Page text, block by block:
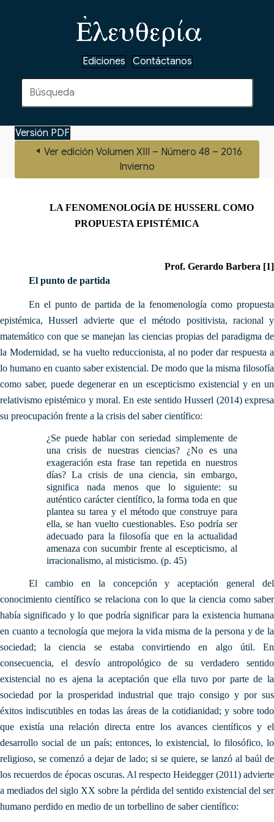
Ediciones Contáctanos
Versión PDF
Ver edición Volumen XIII – Número 48 – 2016
Invierno
LA FENOMENOLOGÍA DE HUSSERL COMO
PROPUESTA EPISTÉMICA
Prof. Gerardo Barbera [1]
El punto de partida
En el punto de partida de la fenomenología como propuesta
epistémica, Husserl advierte que el método positivista, racional y
matemático con que se manejan las ciencias propias del paradigma de
la Modernidad, se ha vuelto reduccionista, al no poder dar respuesta a
lo humano en cuanto saber existencial. De modo que la misma filosofía
como saber, puede degenerar en un escepticismo existencial y en un
relativismo epistémico y moral. En este sentido Husserl (2014) expresa
su preocupación frente a la crisis del saber científico:
¿Se puede hablar con seriedad simplemente de
una crisis de nuestras ciencias? ¿No es una
exageración esta frase tan repetida en nuestros
días? La crisis de una ciencia, sin embargo,
significa nada menos que lo siguiente: su
auténtico carácter científico, la forma toda en que
plantea su tarea y el método que construye para
ella, se han vuelto cuestionables. Eso podría ser
adecuado para la filosofía que en la actualidad
amenaza con sucumbir frente al escepticismo, al
irracionalismo, al misticismo. (p. 45)
El cambio en la concepción y aceptación general del
conocimiento científico se relaciona con lo que la ciencia como saber
había significado y lo que podría significar para la existencia humana
en cuanto a tecnología que mejora la vida misma de la persona y de la
sociedad; la ciencia se estaba convirtiendo en algo útil. En
consecuencia, el desvío antropológico de su verdadero sentido
existencial no es ajena la aceptación que ella tuvo por parte de la
sociedad por la prosperidad industrial que trajo consigo y por sus
éxitos indiscutibles en todas las áreas de la cotidianidad; y sobre todo
que existía una relación directa entre los avances científicos y el
desarrollo social de un país; entonces, lo existencial, lo filosófico, lo
religioso, se comenzó a dejar de lado; si se quiere, se lanzó al baúl de
los recuerdos de épocas oscuras. Al respecto Heidegger (2011) advierte
a mediados del siglo XX sobre la pérdida del sentido existencial del ser
humano perdido en medio de un torbellino de saber científico: